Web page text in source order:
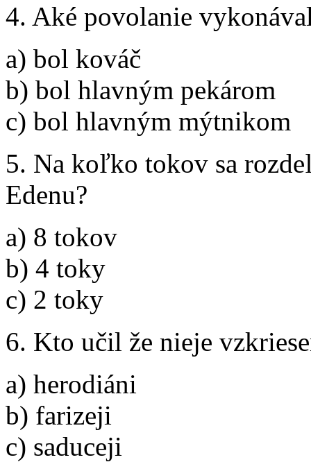
4. Aké povolanie
a) bol kováč
b) bol hlavným pekárom
c) bol hlavným mýtnikom
5. Na koľko tokov sa
Edenu?
a) 8 tokov
b) 4 toky
c) 2 toky
6. Kto učil že nieje
a) herodiáni
b) farizeji
c) saduceji